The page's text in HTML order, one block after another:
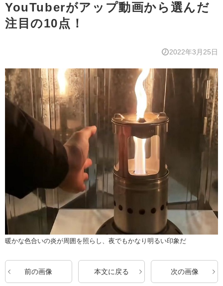
YouTuberがアップ動画から選んだ
注目の10点！
2022年3月25日
暖かな色合いの炎が周囲を照らし、夜でもかなり明るい印象だ
前の画像 本文に戻る 次の画像